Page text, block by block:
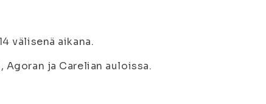
välisenä aikana.
ja Carelian auloissa.